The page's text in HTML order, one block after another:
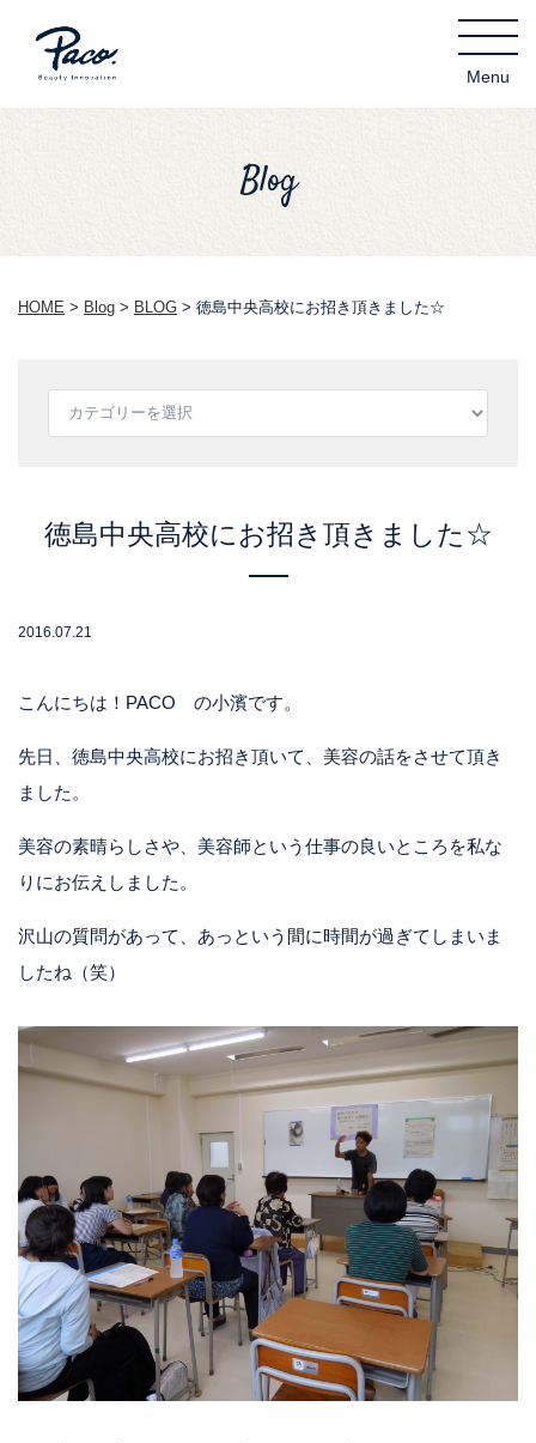
Blog
HOME > Blog > BLOG > 徳島中央高校にお招き頂きました☆
徳島中央高校にお招き頂きました☆
2016.07.21
こんにちは！PACO の小濱です。
先日、徳島中央高校にお招き頂いて、美容の話をさせて頂き
ました。
美容の素晴らしさや、美容師という仕事の良いところを私な
りにお伝えしました。
沢山の質問があって、あっという間に時間が過ぎてしまいま
したね（笑）